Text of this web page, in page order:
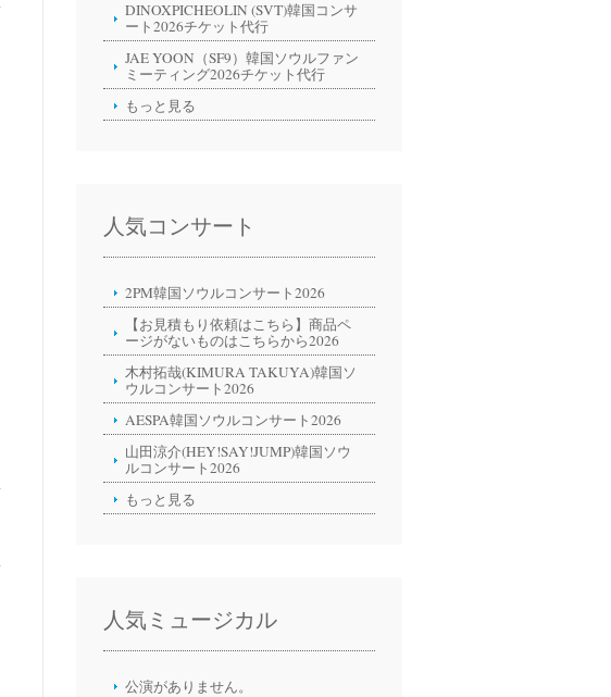
DINOXPICHEOLIN (SVT)韓国コンサ
ート2026チケット代行
JAE YOON（SF9）韓国ソウルファン
ミーティング2026チケット代行
もっと見る
人気コンサート
2PM韓国ソウルコンサート2026
【お見積もり依頼はこちら】商品ペ
ージがないものはこちらから2026
木村拓哉(KIMURA TAKUYA)韓国ソ
ウルコンサート2026
AESPA韓国ソウルコンサート2026
山田涼介(HEY!SAY!JUMP)韓国ソウ
ルコンサート2026
もっと見る
人気ミュージカル
公演がありません。